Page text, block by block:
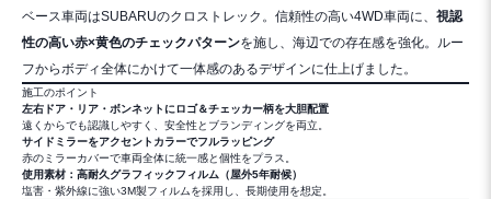
ベース車両はSUBARUのクロストレック。信頼性の高い4WD車両に、 視認
性の高い赤×黄色のチェックパターンを施し、海辺での存在感を強化。ルー
フからボディ全体にかけて一体感のあるデザインに仕上げました。
施工のポイント
左右ドア・リア・ボンネットにロゴ＆チェッカー柄を大胆配置
遠くからでも認識しやすく、安全性とブランディングを両立。
サイドミラーをアクセントカラーでフルラッピング
赤のミラーカバーで車両全体に統一感と個性をプラス。
使用素材：高耐久グラフィックフィルム（屋外5年耐候）
塩害・紫外線に強い3M製フィルムを採用し、長期使用を想定。